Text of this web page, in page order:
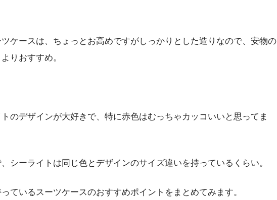
ケースは、ちょっとお高めですがしっかりとした造りなので、安物の
りおすすめ。
のデザインが大好きで、特に赤色はむっちゃカッコいいと思ってま
シーライトは同じ色とデザインのサイズ違いを持っているくらい。
ているスーツケースのおすすめポイントをまとめてみます。